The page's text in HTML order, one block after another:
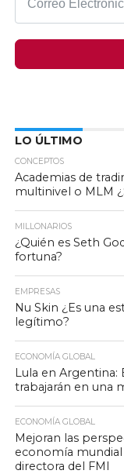
LO ÚLTIMO
CONCEPTOS
Academias de
multinivel o MLM
MILLONARIOS
¿Quién es Seth
fortuna?
EMPRESAS
Nu Skin ¿Es una
legítimo?
ECONOMÍA GLOBAL
Lula en Argentina:
trabajarán en una
ECONOMÍA GLOBAL
Mejoran las
economía mundial
directora del FMI